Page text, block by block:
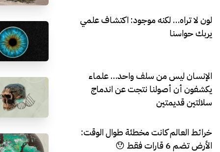
لون لا تراه… لكنه موجود: اكتشاف علمي
يربك حواسنا
الإنسان ليس من سلف واحد… علماء
يكشفون أن أصولنا نتجت عن اندماج
سلالتين قديمتين
خرائط العالم كانت مخطئة طوال الوقت:
الأرض تضم 6 قارات فقط 😯